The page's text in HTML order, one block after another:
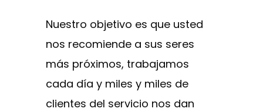
Nuestro objetivo es que usted
nos recomiende a sus seres
más próximos, trabajamos
cada día y miles y miles de
clientes del servicio nos dan